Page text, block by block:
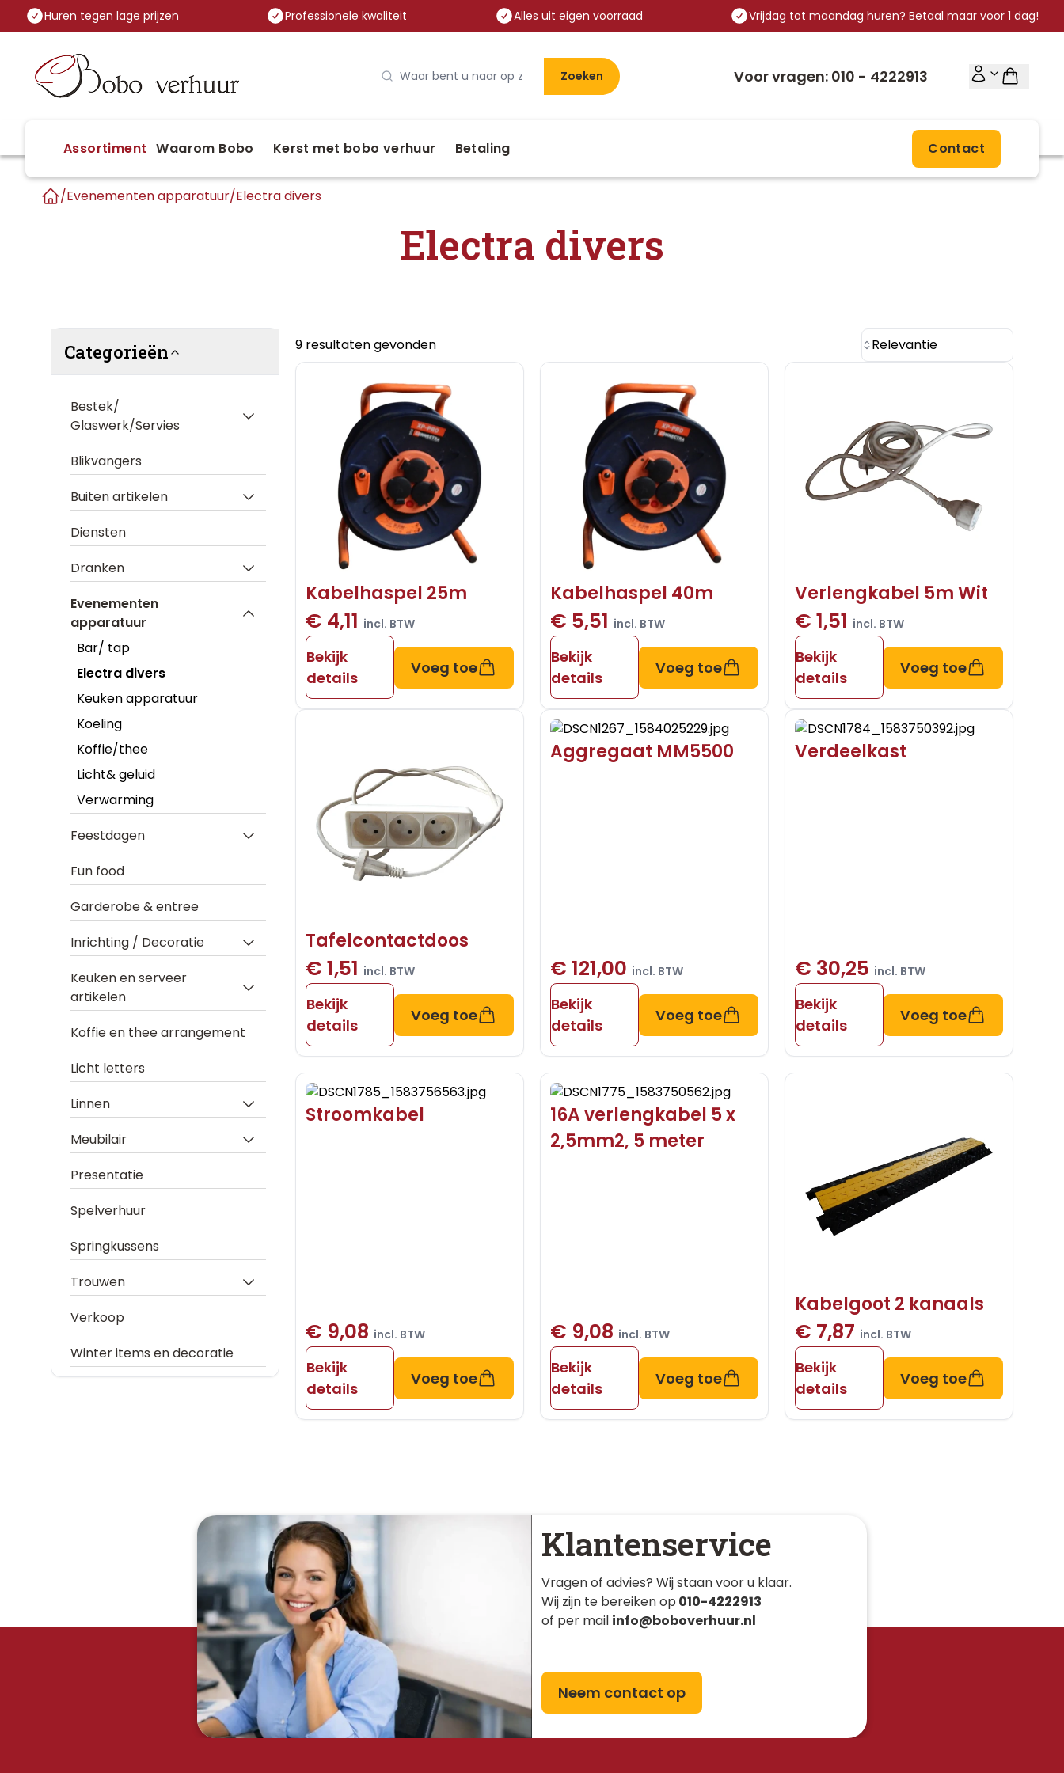
Huren tegen lage prijzen Professionele kwaliteit Alles uit eigen voorraad Vrijdag tot maandag huren? Betaal maar voor 1 dag!
Zoeken Voor vragen: 010 - 4222913
Assortiment Waarom Bobo Kerst met bobo verhuur Betaling Contact
/Evenementen apparatuur/Electra divers
Electra divers
Categorieën
Bestek/
Glaswerk/Servies
Blikvangers
Buiten artikelen
Diensten
Dranken
Evenementen
apparatuur
Bar/ tap
Electra divers
Keuken apparatuur
Koeling
Koffie/thee
Licht& geluid
Verwarming
Feestdagen
Fun food
Garderobe & entree
Inrichting / Decoratie
Keuken en serveer
artikelen
Koffie en thee arrangement
Licht letters
Linnen
Meubilair
Presentatie
Spelverhuur
Springkussens
Trouwen
Verkoop
Winter items en decoratie
9 resultaten gevonden Relevantie
Kabelhaspel 25m
€ 4,11 incl. BTW
Bekijk
details
Voeg toe
Kabelhaspel 40m
€ 5,51 incl. BTW
Bekijk
details
Voeg toe
Verlengkabel 5m Wit
€ 1,51 incl. BTW
Bekijk
details
Voeg toe
Tafelcontactdoos
€ 1,51 incl. BTW
Bekijk
details
Voeg toe
Aggregaat MM5500
€ 121,00 incl. BTW
Bekijk
details
Voeg toe
Verdeelkast
€ 30,25 incl. BTW
Bekijk
details
Voeg toe
Stroomkabel
€ 9,08 incl. BTW
Bekijk
details
Voeg toe
16A verlengkabel 5 x
2,5mm2, 5 meter
€ 9,08 incl. BTW
Bekijk
details
Voeg toe
Kabelgoot 2 kanaals
€ 7,87 incl. BTW
Bekijk
details
Voeg toe
Klantenservice
Vragen of advies? Wij staan voor u klaar.
Wij zijn te bereiken op 010-4222913
of per mail info@boboverhuur.nl
Neem contact op